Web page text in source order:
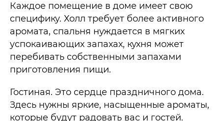
Каждое помещение в доме имеет свою
специфику. Холл требует более активного
аромата, спальня нуждается в мягких
успокаивающих запахах, кухня может
перебивать собственными запахами
приготовления пищи.
Гостиная. Это сердце праздничного дома.
Здесь нужны яркие, насыщенные ароматы,
которые будут радовать вас и гостей.